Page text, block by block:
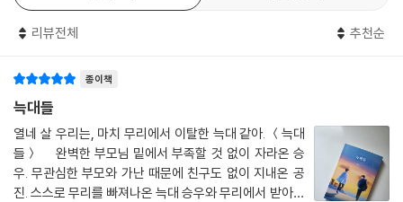
고 싶었다. 끔찍하게도 공진을 향해 활을 겨누고 시위를 당기고 있는 사람
은 바로 공진 자신이었다. 수십 명의 공진이 자신을 에워싸고 당장이라도
--- p.141
부모님에 대한 서운함을 가출이라는 도발적인 방법으로 표현한 승우는 우
는 공진이지만 어째서인지 자신의 속내를 가장 잘 알아 줄 것 같다는 확신
이 든 것이다. 승우는 공진과 지내면서 분명 다 컸다고 생각했는데 아직 한
참 아이였던 자신의 현실을 깨닫고, 동시에 자신에게 공진과 같은 친구가
필요했다는 사실을 알게 된다. 그리고 그럴수록 승우와 공진의 사이는 끈
끈해진다.
리뷰전체 추천순
종이책
늑대들
열네 살 우리는, 마치 무리에서 이탈한 늑대 같아. ＜늑대
들＞ 완벽한 부모님 밑에서 부족할 것 없이 자라온 승
우. 무관심한 부모와 가난 때문에 친구도 없이 지내온 공
진. 스스로 무리를 빠져나온 늑대 승우와 무리에서 받아주